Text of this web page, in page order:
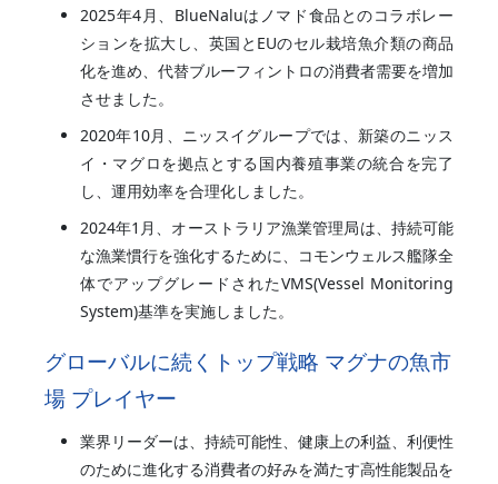
2025年4月、BlueNaluはノマド食品とのコラボレー
ションを拡大し、英国とEUのセル栽培魚介類の商品
化を進め、代替ブルーフィントロの消費者需要を増加
させました。
2020年10月、ニッスイグループでは、新築のニッス
イ・マグロを拠点とする国内養殖事業の統合を完了
し、運用効率を合理化しました。
2024年1月、オーストラリア漁業管理局は、持続可能
な漁業慣行を強化するために、コモンウェルス艦隊全
体でアップグレードされたVMS(Vessel Monitoring
System)基準を実施しました。
グローバルに続くトップ戦略 マグナの魚市
場 プレイヤー
業界リーダーは、持続可能性、健康上の利益、利便性
のために進化する消費者の好みを満たす高性能製品を